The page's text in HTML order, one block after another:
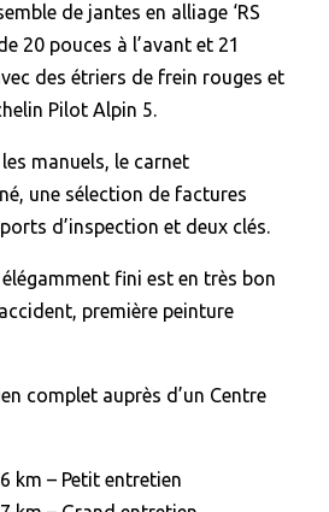
de jantes en alliage ‘RS
20 pouces à l’avant et 21
des étriers de frein rouges et
Pilot Alpin 5.
manuels, le carnet
une sélection de factures
d’inspection et deux clés.
fini est en très bon
première peinture
complet auprès d’un Centre
km – Petit entretien